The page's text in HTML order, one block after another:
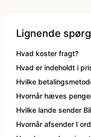
Dyrekostume
Farvede kontaktlinser
Gatsby tøj og
Nytår
Påske
Sommer
- billige LED lyskæder
Lignende
Hvad koster fragt?
Hvad er indeholdt i
Hvilke
Hvornår hæves
Hvilke lande sender
Hvornår afsender I